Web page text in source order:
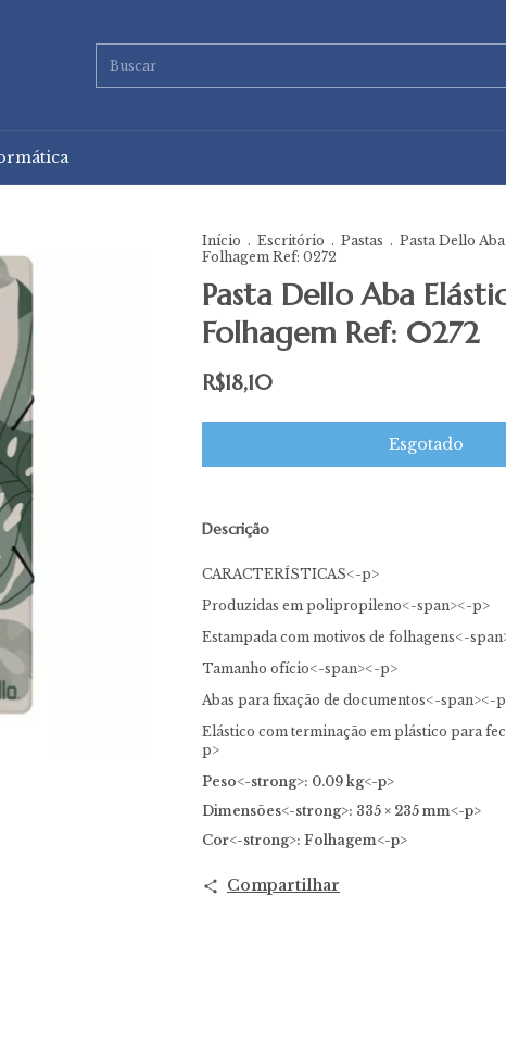
Início . Escritório . Pastas . Pasta Dello
Folhagem Ref: 0272
Pasta Dello Aba
Folhagem Ref: 0272
R$18,10
Descrição
CARACTERÍSTICAS<-p>
Produzidas em polipropileno<-span><-p>
Estampada com motivos de folhagens<-
Tamanho ofício<-span><-p>
Abas para fixação de documentos<-span><-
Elástico com terminação em plástico para
p>
Peso<-strong>: 0.09 kg<-p>
Dimensões<-strong>: 335 × 235 mm<-p>
Cor<-strong>: Folhagem<-p>
Compartilhar